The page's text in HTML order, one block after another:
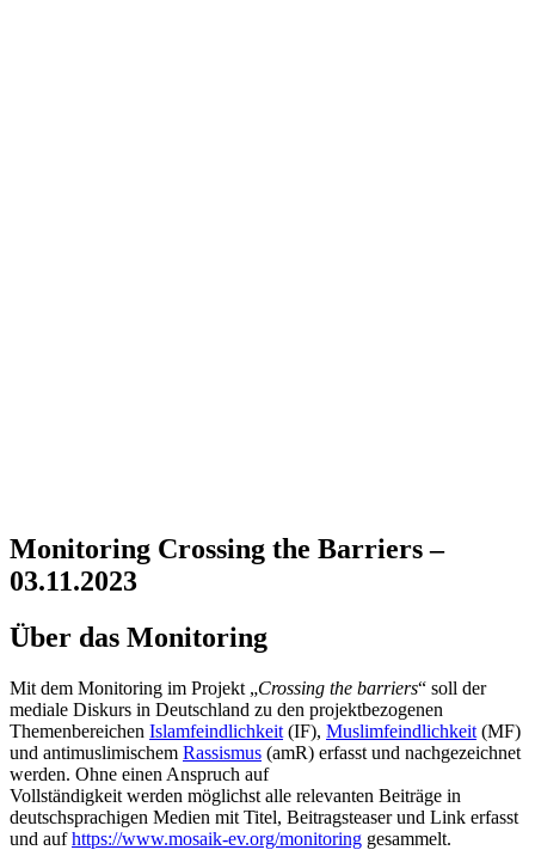
Monitoring Crossing the Barriers –
03.11.2023
Über das Monitoring
Mit dem Monitoring im Projekt „Crossing the barriers“ soll der
mediale Diskurs in Deutschland zu den projektbezogenen
Themenbereichen Islamfeindlichkeit (IF), Muslimfeindlichkeit (MF)
und antimuslimischem Rassismus (amR) erfasst und nachgezeichnet
werden. Ohne einen Anspruch auf
Vollständigkeit werden möglichst alle relevanten Beiträge in
deutschsprachigen Medien mit Titel, Beitragsteaser und Link erfasst
und aufhttps://www.mosaik-ev.org/monitoring gesammelt.